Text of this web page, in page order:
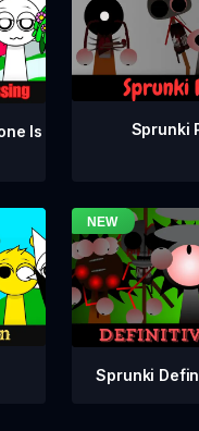
Is
Sprunki
Sprunki